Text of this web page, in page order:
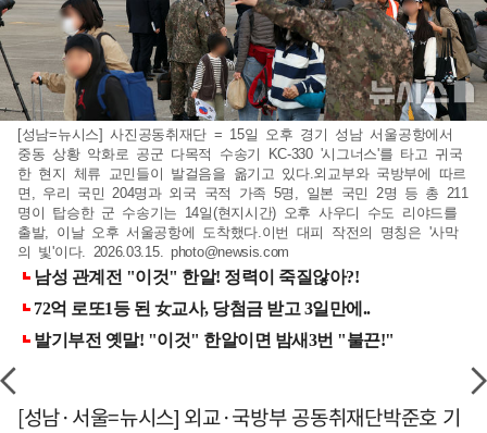
[성남=뉴시스] 사진공동취재단 = 15일 오후 경기 성남 서울공항에서
중동 상황 악화로 공군 다목적 수송기 KC-330 '시그너스'를 타고 귀국
한 현지 체류 교민들이 발걸음을 옮기고 있다.외교부와 국방부에 따르
면, 우리 국민 204명과 외국 국적 가족 5명, 일본 국민 2명 등 총 211
명이 탑승한 군 수송기는 14일(현지시간) 오후 사우디 수도 리야드를
출발, 이날 오후 서울공항에 도착했다.이번 대피 작전의 명칭은 '사막
의 빛'이다. 2026.03.15. photo@newsis.com
[성남·서울=뉴시스] 외교·국방부 공동취재단박준호 기